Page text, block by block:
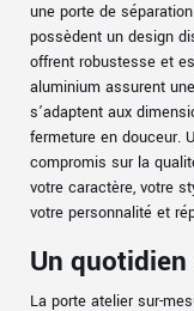
une porte de
possèdent un design
offrent robustesse et
aluminium assurent
s’adaptent aux
fermeture en douceur.
compromis sur la
votre caractère, votre
votre personnalité et
Un
La porte atelier sur-